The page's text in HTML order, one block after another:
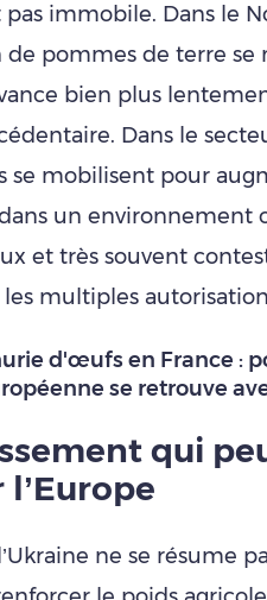
pas immobile. Dans le
de pommes de terre
bien plus
Dans le
se mobilisent pour
un environnement
et très souvent
les multiples
d'œufs en France :
se retrouve
qui
ne se résume